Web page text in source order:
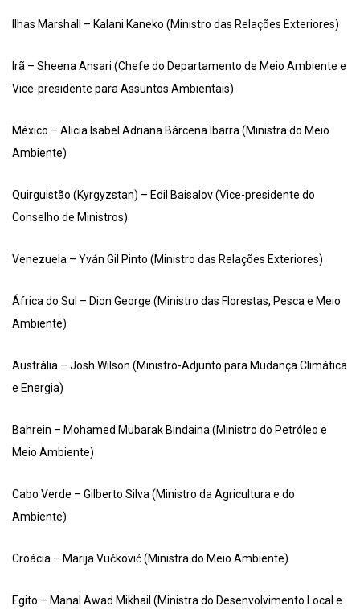
Ilhas Marshall – Kalani Kaneko (Ministro das Relações Exteriores)
Irã – Sheena Ansari (Chefe do Departamento de Meio Ambiente e
Vice-presidente para Assuntos Ambientais)
México – Alicia Isabel Adriana Bárcena Ibarra (Ministra do Meio
Ambiente)
Quirguistão (Kyrgyzstan) – Edil Baisalov (Vice-presidente do
Conselho de Ministros)
Venezuela – Yván Gil Pinto (Ministro das Relações Exteriores)
África do Sul – Dion George (Ministro das Florestas, Pesca e Meio
Ambiente)
Austrália – Josh Wilson (Ministro-Adjunto para Mudança Climática
e Energia)
Bahrein – Mohamed Mubarak Bindaina (Ministro do Petróleo e
Meio Ambiente)
Cabo Verde – Gilberto Silva (Ministro da Agricultura e do
Ambiente)
Croácia – Marija Vučković (Ministra do Meio Ambiente)
Egito – Manal Awad Mikhail (Ministra do Desenvolvimento Local e